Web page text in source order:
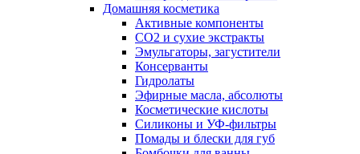
Домашняя косметика
Активные компоненты
СО2 и сухие экстракты
Эмульгаторы, загустители
Консерванты
Гидролаты
Эфирные масла, абсолюты
Косметические кислоты
Силиконы и УФ-фильтры
Помады и блески для губ